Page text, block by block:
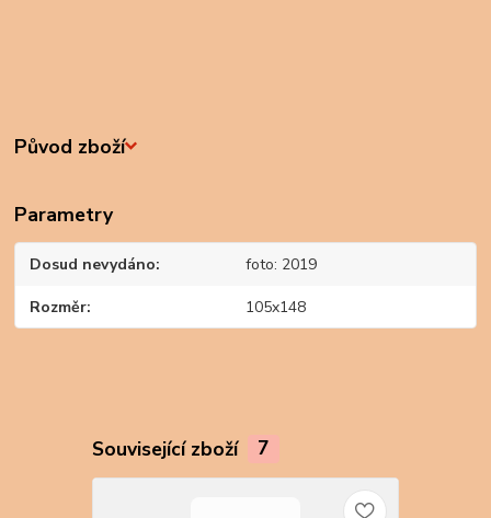
Původ zboží
Parametry
Dosud nevydáno foto: 2019
Rozměr 105x148
Související zboží 7